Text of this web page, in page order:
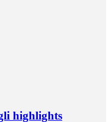
highlights